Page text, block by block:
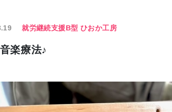
就労継続支援B型 ひおか工房
楽療法♪